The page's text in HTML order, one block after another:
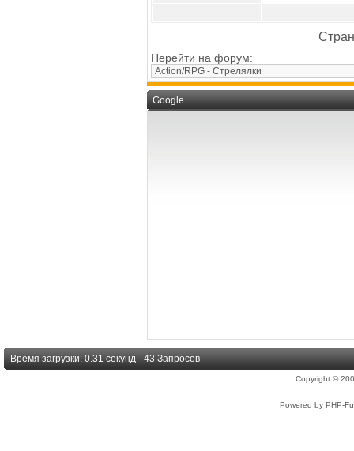
Перейти на форум:
Google
Время загрузки: 0.31 секунд - 43 Запросов
Copyright ©
Powered by PHP-